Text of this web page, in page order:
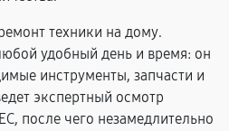
техники на дому.
удобный день и время: он
инструменты, запчасти и
экспертный осмотр
после чего незамедлительно